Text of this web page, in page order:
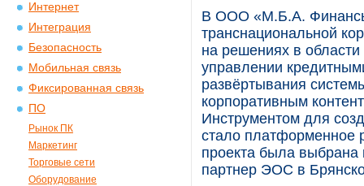
Интернет
Интеграция
Безопасность
Мобильная связь
Фиксированная связь
ПО
Рынок ПК
Маркетинг
Торговые сети
Оборудование
В ООО «М.Б.А.
транснациональной
на решениях в
управлении
развёртывания
корпоративным
Инструментом для
стало платформенное
проекта была
партнер ЭОС в